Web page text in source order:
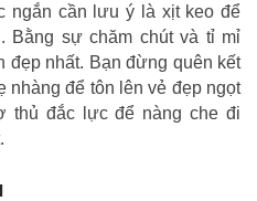
ngắn cần lưu ý là xịt keo để
Bằng sự chăm chút và tỉ mỉ
đẹp nhất. Bạn đừng quên kết
nhàng để tôn lên vẻ đẹp ngọt
thủ đắc lực để nàng che đi